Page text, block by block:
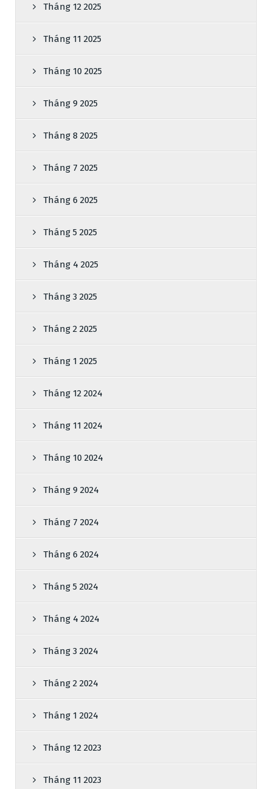
Tháng 12 2025
Tháng 11 2025
Tháng 10 2025
Tháng 9 2025
Tháng 8 2025
Tháng 7 2025
Tháng 6 2025
Tháng 5 2025
Tháng 4 2025
Tháng 3 2025
Tháng 2 2025
Tháng 1 2025
Tháng 12 2024
Tháng 11 2024
Tháng 10 2024
Tháng 9 2024
Tháng 7 2024
Tháng 6 2024
Tháng 5 2024
Tháng 4 2024
Tháng 3 2024
Tháng 2 2024
Tháng 1 2024
Tháng 12 2023
Tháng 11 2023